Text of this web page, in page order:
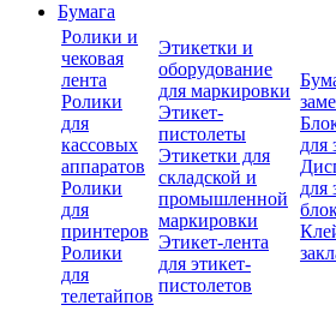
Бумага
Ролики и
чековая
лента
Ролики
для
кассовых
аппаратов
Ролики
для
принтеров
Ролики
для
телетайпов
Этикетки и
оборудование
для маркировки
Этикет-
пистолеты
Этикетки для
складской и
промышленной
маркировки
Этикет-лента
для этикет-
пистолетов
для
для